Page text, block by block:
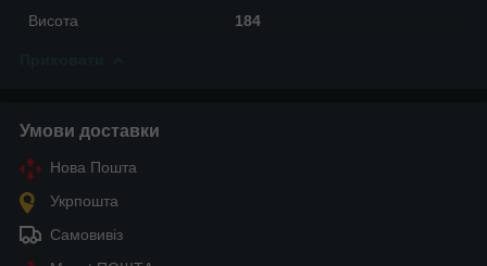
Висота
184
Умови доставки
Нова Пошта
Укрпошта
Самовивіз